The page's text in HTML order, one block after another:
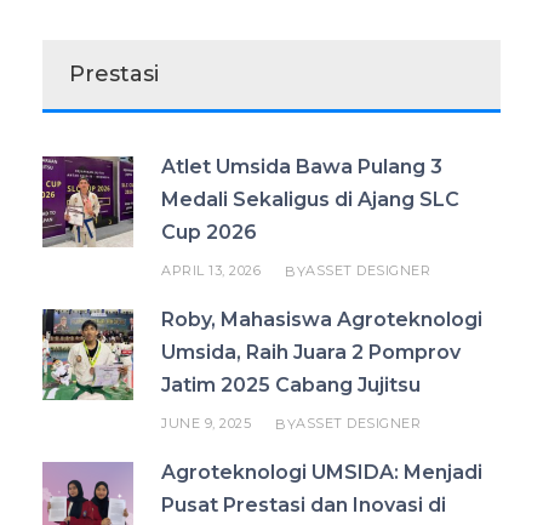
Prestasi
Atlet Umsida Bawa Pulang 3
Medali Sekaligus di Ajang SLC
Cup 2026
APRIL 13, 2026 BYASSET DESIGNER
Roby, Mahasiswa Agroteknologi
Umsida, Raih Juara 2 Pomprov
Jatim 2025 Cabang Jujitsu
JUNE 9, 2025 BYASSET DESIGNER
Agroteknologi UMSIDA: Menjadi
Pusat Prestasi dan Inovasi di